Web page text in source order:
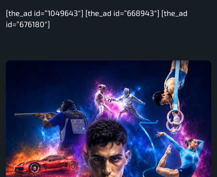
[the_ad id=”1049643″] [the_ad id=”668943″] [the_ad
id=”676180″]